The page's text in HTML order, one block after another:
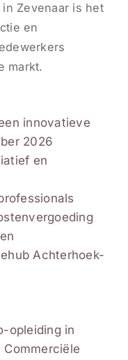
Zevenaar is het
en
markt.
innovatieve
2026
en
Achterhoek-
opleiding in